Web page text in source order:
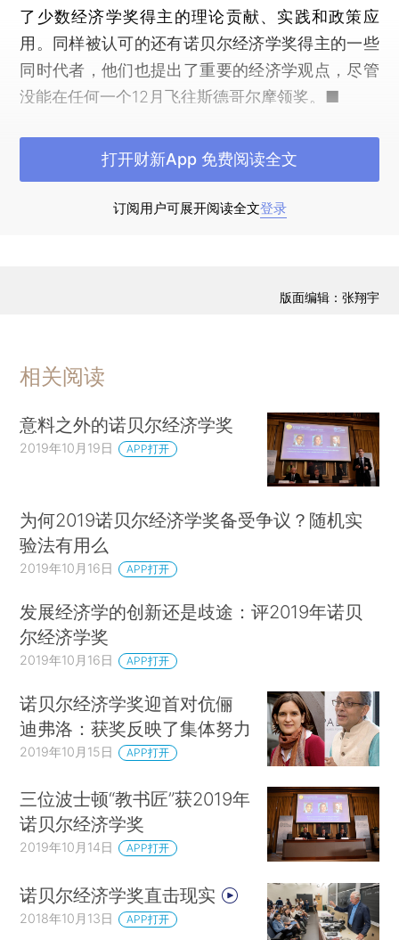
了少数经济学奖得主的理论贡献、实践和政策应
用。同样被认可的还有诺贝尔经济学奖得主的一些
同时代者，他们也提出了重要的经济学观点，尽管
没能在任何一个12月飞往斯德哥尔摩领奖。■
（中国人民大学经济学院李黎力唐思远译）
附录
点击图表放大
参考文献
网络资源
诺贝尔基金会有关所有六个领域的主页信息：
订阅用户可展开阅读全文登录
打开财新App 免费阅读全文
版面编辑：张翔宇
相关阅读
意料之外的诺贝尔经济学奖
2019年10月19日 APP打开
为何2019诺贝尔经济学奖备受争议？随机实
验法有用么
2019年10月16日 APP打开
发展经济学的创新还是歧途：评2019年诺贝
尔经济学奖
2019年10月16日 APP打开
诺贝尔经济学奖迎首对伉俪
迪弗洛：获奖反映了集体努力
2019年10月15日 APP打开
三位波士顿“教书匠”获2019年
诺贝尔经济学奖
2019年10月14日 APP打开
诺贝尔经济学奖直击现实
2018年10月13日 APP打开